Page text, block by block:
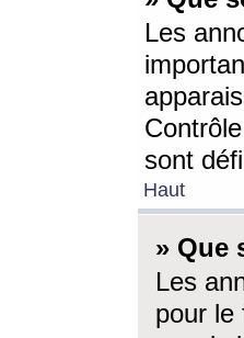
Les
sont
Haut
» Que
Les
pour le